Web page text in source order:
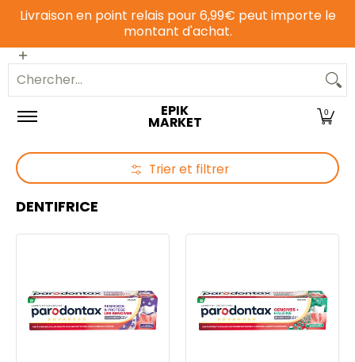
Passer au contenu principal
Livraison en point relais pour 6,99€ peut importe le
montant d'achat.
Epicerie sucrée
Chercher...
EPIK
MARKET
0
Passer au contenu principalTrier et filtrer
DENTIFRICE